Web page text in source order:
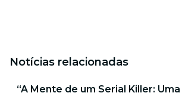
Notícias relacionadas
“A Mente de um Serial Killer: